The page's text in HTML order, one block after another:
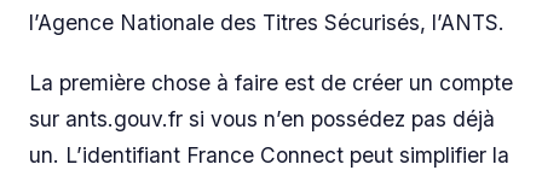
l’Agence Nationale des Titres Sécurisés, l’ANTS.
La première chose à faire est de créer un compte
sur ants.gouv.fr si vous n’en possédez pas déjà
un. L’identifiant France Connect peut simplifier la